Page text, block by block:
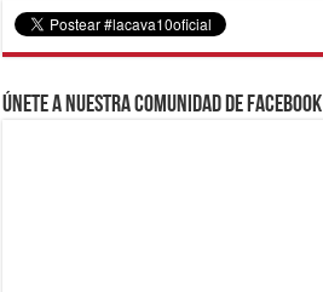
Únete a nuestra comunidad de Facebook